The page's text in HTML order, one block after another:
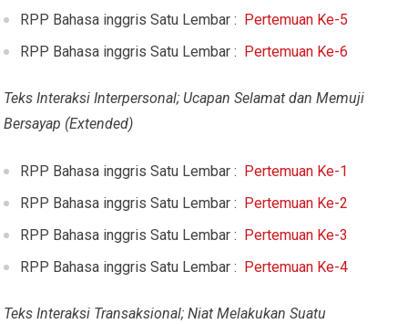
RPP Bahasa inggris Satu Lembar :
Pertemuan Ke-5
RPP Bahasa inggris Satu Lembar :
Pertemuan Ke-6
Teks Interaksi Interpersonal; Ucapan Selamat dan Memuji
Bersayap (Extended)
RPP Bahasa inggris Satu Lembar :
Pertemuan Ke-1
RPP Bahasa inggris Satu Lembar :
Pertemuan Ke-2
RPP Bahasa inggris Satu Lembar :
Pertemuan Ke-3
RPP Bahasa inggris Satu Lembar :
Pertemuan Ke-4
Teks Interaksi Transaksional; Niat Melakukan Suatu